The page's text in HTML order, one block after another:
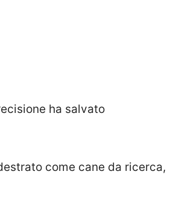
ha salvato
come cane da ricerca,